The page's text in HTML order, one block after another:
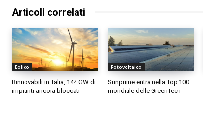
Articoli correlati
Eolico
Rinnovabili in Italia, 144 GW di
impianti ancora bloccati
Fotovoltaico
Sunprime entra nella Top 100
mondiale delle GreenTech